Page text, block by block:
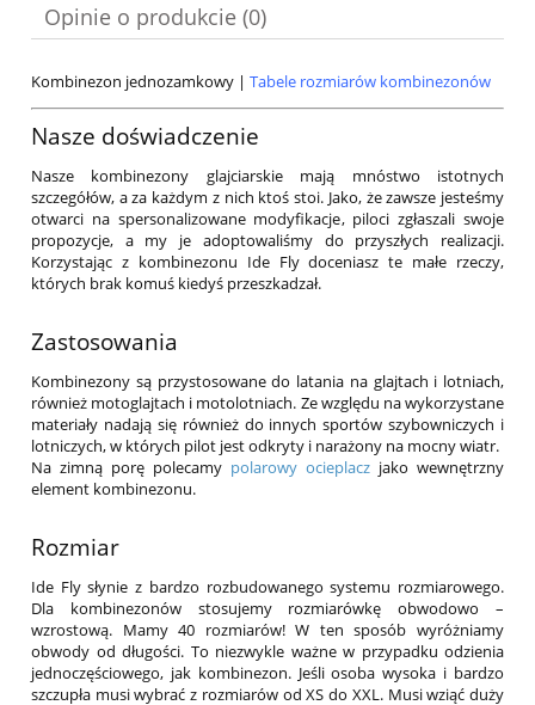
Opinie o produkcie (0)
Kombinezon jednozamkowy | Tabele rozmiarów kombinezonów
Nasze doświadczenie
Nasze kombinezony glajciarskie mają mnóstwo istotnych
szczegółów, a za każdym z nich ktoś stoi. Jako, że zawsze jesteśmy
otwarci na spersonalizowane modyfikacje, piloci zgłaszali swoje
propozycje, a my je adoptowaliśmy do przyszłych realizacji.
Korzystając z kombinezonu Ide Fly doceniasz te małe rzeczy,
których brak komuś kiedyś przeszkadzał.
Zastosowania
Kombinezony są przystosowane do latania na glajtach i lotniach,
również motoglajtach i motolotniach. Ze względu na wykorzystane
materiały nadają się również do innych sportów szybowniczych i
lotniczych, w których pilot jest odkryty i narażony na mocny wiatr.
Na zimną porę polecamy polarowy ocieplacz jako wewnętrzny
element kombinezonu.
Rozmiar
Ide Fly słynie z bardzo rozbudowanego systemu rozmiarowego.
Dla kombinezonów stosujemy rozmiarówkę obwodowo –
wzrostową. Mamy 40 rozmiarów! W ten sposób wyróżniamy
obwody od długości. To niezwykle ważne w przypadku odzienia
jednoczęściowego, jak kombinezon. Jeśli osoba wysoka i bardzo
szczupła musi wybrać z rozmiarów od XS do XXL. Musi wziąć duży